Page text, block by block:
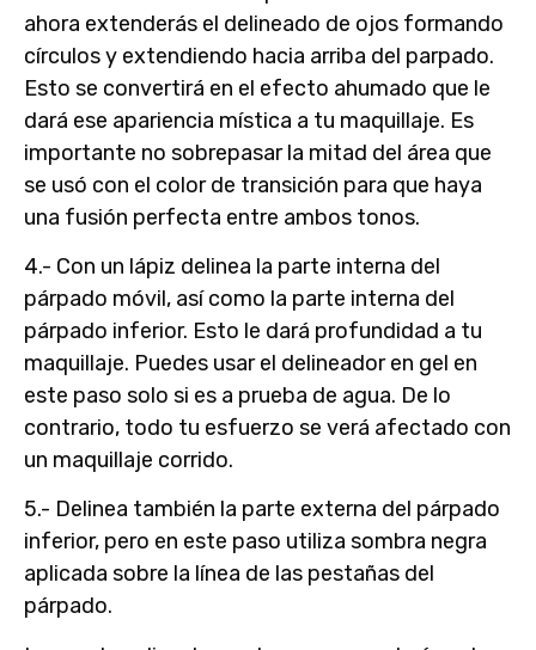
ahora extenderás el delineado de ojos formando
círculos y extendiendo hacia arriba del parpado.
Esto se convertirá en el efecto ahumado que le
dará ese apariencia mística a tu maquillaje. Es
importante no sobrepasar la mitad del área que
se usó con el color de transición para que haya
una fusión perfecta entre ambos tonos.
4.- Con un lápiz delinea la parte interna del
párpado móvil, así como la parte interna del
párpado inferior. Esto le dará profundidad a tu
maquillaje. Puedes usar el delineador en gel en
este paso solo si es a prueba de agua. De lo
contrario, todo tu esfuerzo se verá afectado con
un maquillaje corrido.
5.- Delinea también la parte externa del párpado
inferior, pero en este paso utiliza sombra negra
aplicada sobre la línea de las pestañas del
párpado.